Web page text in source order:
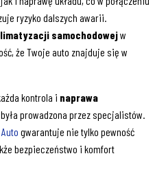
ryzyko dalszych awarii.
samochodowejw
że Twoje auto znajduje się w
kontrola i naprawa
była prowadzona przez specjalistów.
gwarantuje nie tylko pewność
bezpieczeństwo i komfort